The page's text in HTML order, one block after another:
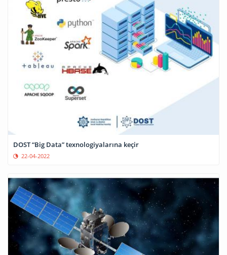
DOST “Big Data” texnologiyalarına keçir
22-04-2022